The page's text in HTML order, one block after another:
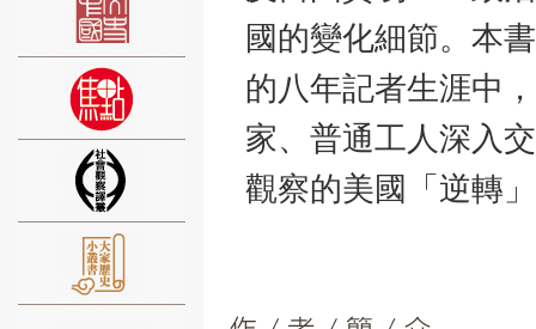
國的變化細節。本
的八年記者生涯中
家、普通工人深入
觀察的美國「逆轉